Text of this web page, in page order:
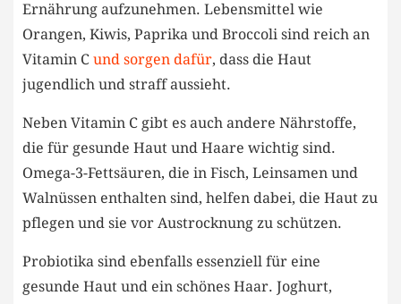
Ernährung aufzunehmen. Lebensmittel wie
Orangen, Kiwis, Paprika und Broccoli sind reich an
Vitamin C und sorgen dafür, dass die Haut
jugendlich und straff aussieht.
Neben Vitamin C gibt es auch andere Nährstoffe,
die für gesunde Haut und Haare wichtig sind.
Omega-3-Fettsäuren, die in Fisch, Leinsamen und
Walnüssen enthalten sind, helfen dabei, die Haut zu
pflegen und sie vor Austrocknung zu schützen.
Probiotika sind ebenfalls essenziell für eine
gesunde Haut und ein schönes Haar. Joghurt,